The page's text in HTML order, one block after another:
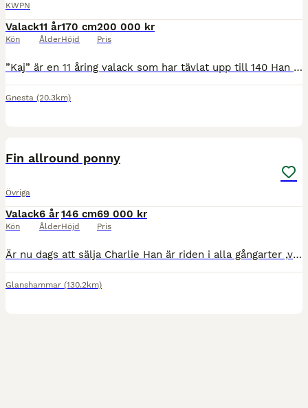
KWPN
Valack
Kön
11 år
Ålder
170 cm
Höjd
200 000 kr
Pris
”Kaj” är en 11 åring valack som har tävlat upp till 140 Han är en super snäll och trygghäst i det vardagliga arbetet. Snälla att rida ut själv och grupp, trafiksäker och inte rädd för något. Kaj är
Gnesta (20.3km)
Fin allround ponny
Övriga
Valack
Kön
6 år
Ålder
146 cm
Höjd
69 000 kr
Pris
Är nu dags att sälja Charlie Han är riden i alla gångarter ,varit iväg på träning och gjorde det bra. Snäll att lasta, duscha. Trafiksäker ridits under motorvägen och bredvid en 70väg. Tyvärr är Cha
Glanshammar (130.2km)